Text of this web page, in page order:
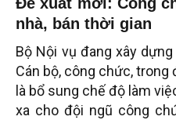
nhà, bán thời gian
Bộ Nội vụ đang xây
Cán bộ, công chức,
là bổ sung chế độ làm
xa cho đội ngũ công